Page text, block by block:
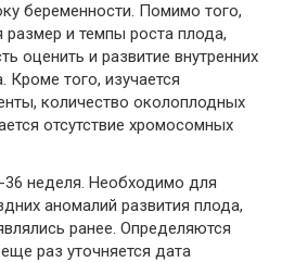
беременности. Помимо того,
размер и темпы роста плода,
оценить и развитие внутренних
того, изучается
количество околоплодных
отсутствие хромосомных
36 неделя. Необходимо для
аномалий развития плода,
ранее. Определяются
раз уточняется дата